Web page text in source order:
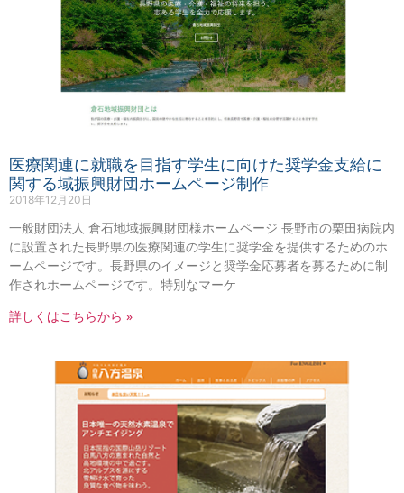
医療関連に就職を目指す学生に向けた奨学金支給に
関する域振興財団ホームページ制作
2018年12月20日
一般財団法人 倉石地域振興財団様ホームページ 長野市の栗田病院内
に設置された長野県の医療関連の学生に奨学金を提供するためのホ
ームページです。長野県のイメージと奨学金応募者を募るために制
作されホームページです。特別なマーケ
詳しくはこちらから »